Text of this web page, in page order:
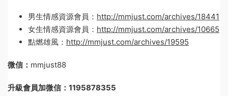
男生情感資源會員： http://mmjust.com/archives/18441
女生情感資源會員： http://mmjust.com/archives/10665
點燃雄風： http://mmjust.com/archives/19595
微信： mmjust88
升級會員加微信：1195878355